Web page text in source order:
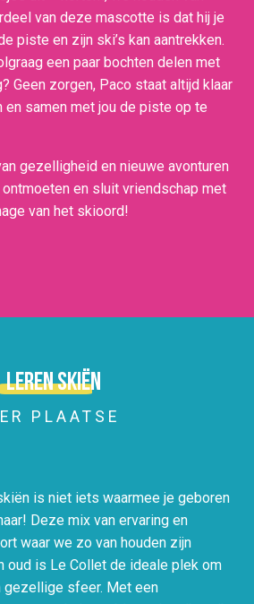
van deze mascotte is dat hij je
piste en zijn ski’s kan aantrekken.
een paar bochten delen met
Geen zorgen, Paco staat altijd klaar
samen met jou de piste op te
gezelligheid en nieuwe avonturen
ontmoeten en sluit vriendschap met
van het skioord!
Leren skiën
PLAATSE
is niet iets waarmee je geboren
Deze mix van ervaring en
waar we zo van houden zijn
oud is Le Collet de ideale plek om
gezellige sfeer. Met een